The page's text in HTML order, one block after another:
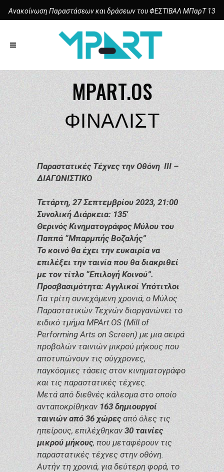
Ανακοίνωση Παραστάσεων και δράσεων του ΦΕΣΤΙΒΑΛ ΜΠαρΤ 13
MPART.OS
ΦΙΝΑΛΙΣΤ
Παραστατικές Τέχνες την Οθόνη III –
ΔΙΑΓΩΝΙΣΤΙΚΟ
Τετάρτη, 27 Σεπτεμβρίου 2023, 21:00
Συνολική Διάρκεια: 135′
Θερινός Κινηματογράφος Μύλου του
Παππά “Μπαρμπής Βοζαλής”
Το κοινό θα έχει την ευκαιρία να
επιλέξει την ταινία που θα διακριθεί
με τον τίτλο “Επιλογή Κοινού”.
Προσβασιμότητα: Αγγλικοί Υπότιτλοι
Για τρίτη συνεχόμενη χρονιά, ο Μύλος
Παραστατικών Τεχνών διοργανώνει το
ειδικό τμήμα MPArt.OS (Mill of
Performing Arts on Screen) με μια σειρά
προβολών ταινιών μικρού μήκους που
αποτυπώνουν τις σύγχρονες,
παγκόσμιες τάσεις στον κινηματογράφο
και τις παραστατικές τέχνες.
Μετά από διεθνές κάλεσμα στο οποίο
ανταποκρίθηκαν 163 δημιουργοί
ταινιών από 36 χώρεςαπό όλες τις
ηπείρους, επιλέχθηκαν 30 ταινίες
μικρού μήκους, που μεταφέρουν τις
παραστατικές τέχνες στην οθόνη.
Αυτήν τη χρονιά, για δεύτερη φορά, το